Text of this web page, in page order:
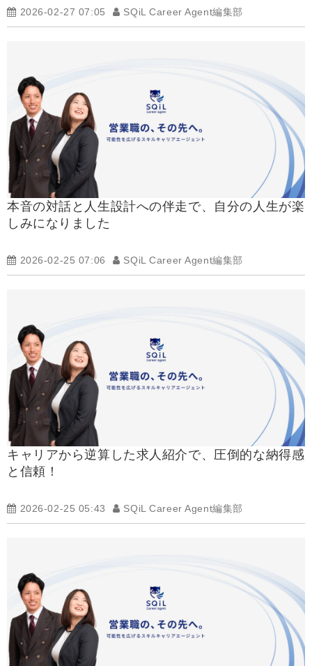
2026-02-27 07:05 SQiL Career Agent編集部
本音の対話と人生設計への伴走で、自分の人生が楽
しみになりました
2026-02-25 07:06 SQiL Career Agent編集部
キャリアから逆算した求人紹介で、圧倒的な納得感
と信頼！
2026-02-25 05:43 SQiL Career Agent編集部